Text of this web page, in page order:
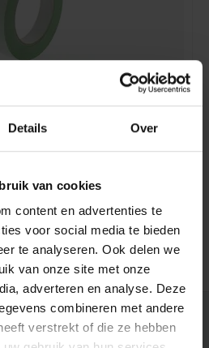
Details Over
van cookies
content en advertenties te
voor social media te bieden
te analyseren. Ook delen we
van onze site met onze
adverteren en analyse. Deze
combineren met andere
verstrekt of die ze hebben
| Rol lengte: 25 Meter |
25 Meter
voor prijzen